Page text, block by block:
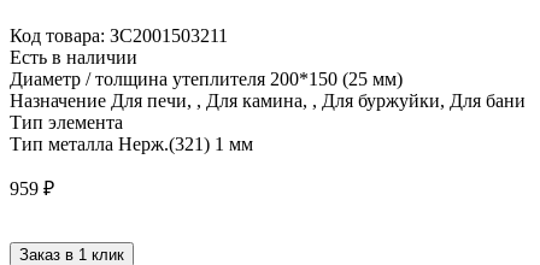
Код товара: ЗС2001503211
Есть в наличии
Диаметр / толщина утеплителя 200*150 (25 мм)
Назначение Для печи, , Для камина, , Для буржуйки, Для бани
Тип элемента
Тип металла Нерж.(321) 1 мм
959 ₽
Заказ в 1 клик